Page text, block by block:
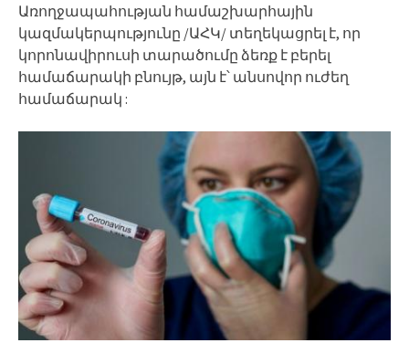
Առողջապահության համաշխարհային
կազմակերպությունը /ԱՀԿ/ տեղեկացրել է, որ
կորոնավիրուսի տարածումը ձեռք է բերել
համաճարակի բնույթ, այն է՝ անսովոր ուժեղ
համաճարակ :